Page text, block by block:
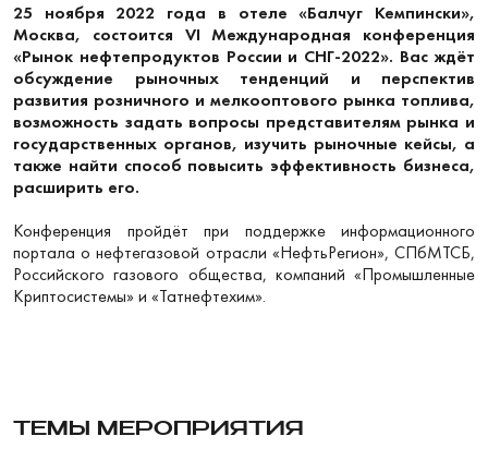
25 ноября 2022 года в отеле «Балчуг Кемпински»,
Москва, состоится VI Международная конференция
«Рынок нефтепродуктов России и СНГ-2022». Вас ждёт
обсуждение рыночных тенденций и перспектив
развития розничного и мелкооптового рынка топлива,
возможность задать вопросы представителям рынка и
государственных органов, изучить рыночные кейсы, а
также найти способ повысить эффективность бизнеса,
расширить его.
Конференция пройдёт при поддержке информационного
портала о нефтегазовой отрасли «НефтьРегион», СПбМТСБ,
Российского газового общества, компаний «Промышленные
Криптосистемы» и «Татнефтехим».
ТЕМЫ МЕРОПРИЯТИЯ